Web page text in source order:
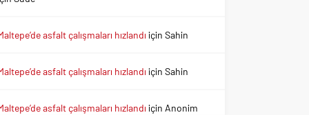
asfalt çalışmaları hızlandı içinSahin
asfalt çalışmaları hızlandı içinSahin
asfalt çalışmaları hızlandı için Anonim